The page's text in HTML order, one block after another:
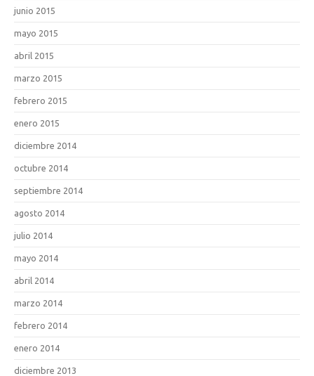
junio 2015
mayo 2015
abril 2015
marzo 2015
febrero 2015
enero 2015
diciembre 2014
octubre 2014
septiembre 2014
agosto 2014
julio 2014
mayo 2014
abril 2014
marzo 2014
febrero 2014
enero 2014
diciembre 2013